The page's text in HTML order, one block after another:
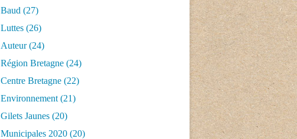
Baud (27)
Luttes (26)
Auteur(24)
Région Bretagne (24)
Centre Bretagne (22)
Environnement (21)
Gilets Jaunes (20)
Municipales 2020 (20)